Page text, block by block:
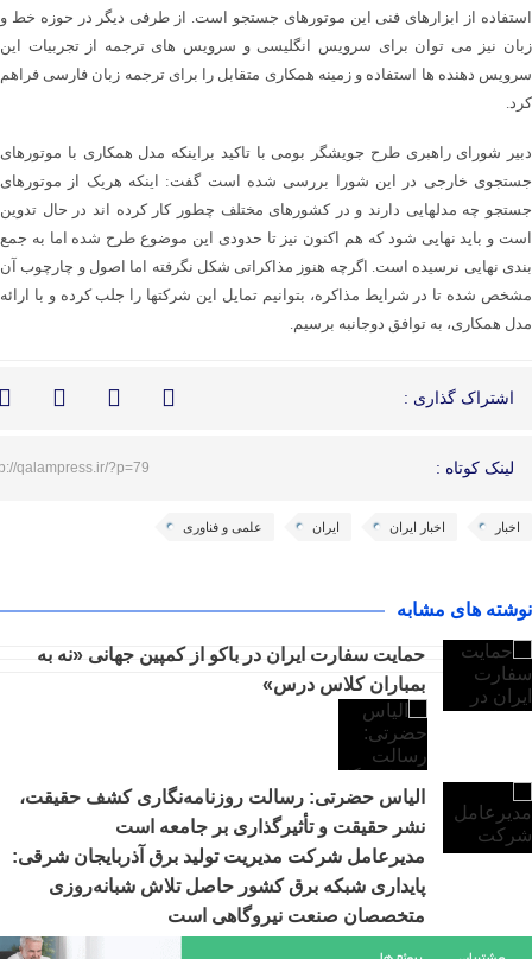
استفاده از ابزارهای فنی این موتورهای جستجو است. از طرفی دیگر در حوزه خط و
زبان نیز می توان برای سرویس انگلیسی و سرویس های ترجمه از تجربیات این
سرویس دهنده ها استفاده و زمینه همکاری متقابل را برای ترجمه زبان فارسی فراهم
کرد.
دبیر شورای راهبری طرح جویشگر بومی با تاکید براینکه مدل همکاری با موتورهای
جستجوی خارجی در این شورا بررسی شده است گفت: اینکه هریک از موتورهای
جستجو چه مدلهایی دارند و در کشورهای مختلف چطور کار کرده اند در حال تدوین
است و باید نهایی شود که هم اکنون نیز تا حدودی این موضوع طرح شده اما به جمع
بندی نهایی نرسیده است. اگرچه هنوز مذاکراتی شکل نگرفته اما اصول و چارچوب آن
مشخص شده تا در شرایط مذاکره، بتوانیم تمایل این شرکتها را جلب کرده و با ارائه
مدل همکاری، به توافق دوجانبه برسیم.
اشتراک گذاری :
لینک کوتاه : qalampress.ir/?p=79
اخبار اخبار ایران ایران علمی و فناوری
نوشته های مشابه
حمایت سفارت ایران در باکو از کمپین جهانی «نه به
بمباران کلاس درس»
الیاس حضرتی: رسالت روزنامه‌نگاری کشف حقیقت،
نشر حقیقت و تأثیرگذاری بر جامعه است
مدیرعامل شرکت مدیریت تولید برق آذربایجان شرقی:
پایداری شبکه برق کشور حاصل تلاش شبانه‌روزی
متخصصان صنعت نیروگاهی است